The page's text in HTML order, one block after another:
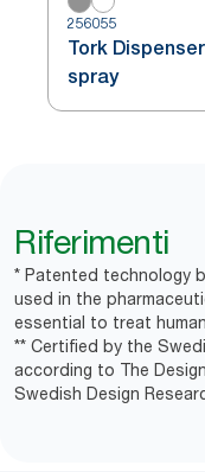
256055
Tork
spray
Riferimenti
* Patented technology
used in the
essential to treat
** Certified by the
according to The
Swedish Design